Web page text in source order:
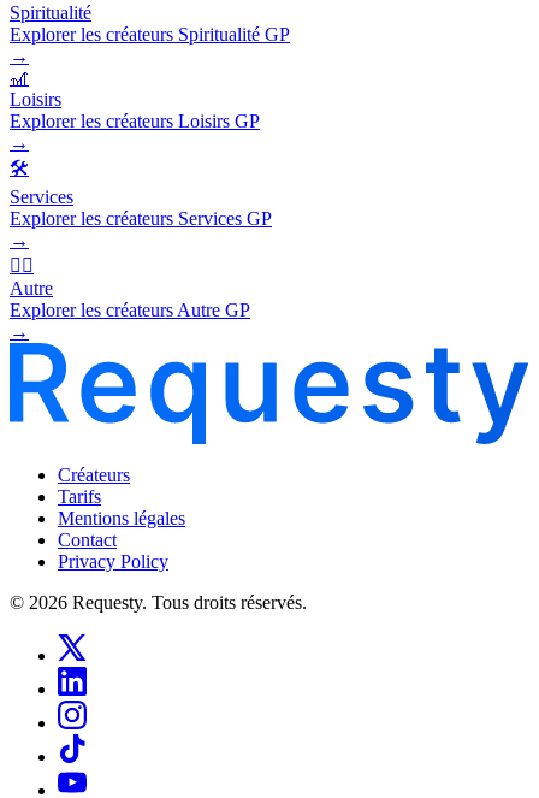
Spiritualité
Explorer les créateurs Spiritualité GP
→
🎢
Loisirs
Explorer les créateurs Loisirs GP
→
🛠️
Services
Explorer les créateurs Services GP
→
🧜‍♂️
Autre
Explorer les créateurs Autre GP
→
Créateurs
Tarifs
Mentions légales
Contact
Privacy Policy
© 2026 Requesty. Tous droits réservés.